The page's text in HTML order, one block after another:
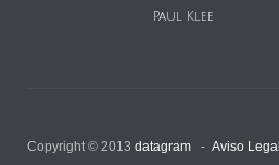
Paul Klee
Copyright © 2013 datagram - Aviso Legal